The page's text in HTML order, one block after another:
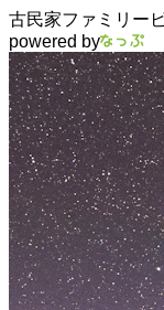
古民家ファミリー
powered by